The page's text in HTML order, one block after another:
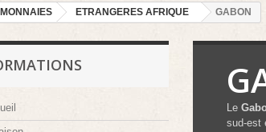
MONNAIES ETRANGERES AFRIQUE GABON
Le
sud-est